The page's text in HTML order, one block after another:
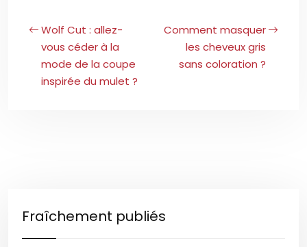
Wolf Cut : allez-
vous céder à la
mode de la coupe
inspirée du mulet ?
Comment masquer
les cheveux gris
sans coloration ?
Fraîchement publiés